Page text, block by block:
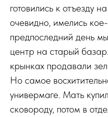
готовились к отъезду
очевидно, имелись
предпоследний день
центр на старый
крынках продавали
Но самое
универмаге. Мать
сковороду, потом в